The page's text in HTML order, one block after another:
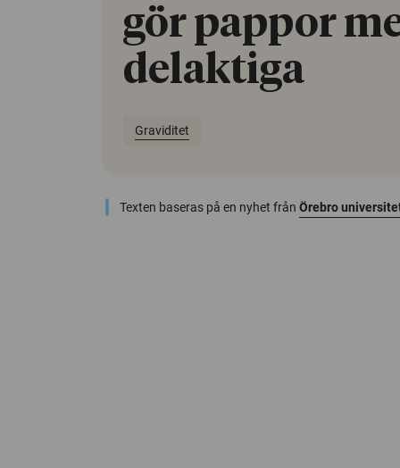
gör pappor
delaktiga
Graviditet
Texten baseras på en nyhet från Örebro